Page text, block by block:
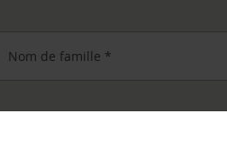
Nom de famille *